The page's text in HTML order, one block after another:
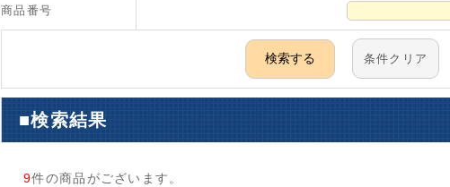
商品番号
条件クリア
■検索結果
9件の商品がございます。